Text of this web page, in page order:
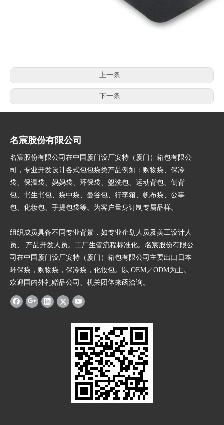
上一条:
下一条:
名宸股份有限公司
名宸股份有限公司在中国厦门设厂安特（厦门）箱包有限公
司，专业开发设计各式包包袋类产品例如：购物袋、保冷
袋、保温袋、妈妈袋、环保袋、盥洗包、运动背包、侧背
包、书生书包、袋中袋、曼谷包、行李箱、帆布袋、公事
包、化妆包、手提包袋等。为客户量身订制专属品样。
组织成员具备不同专业背景，如专业企划人员及美工设计人
员、 产品开发人员。工厂生管流程标准化。名宸股份有限公
司在中国厦门设厂安特（厦门）箱包有限公司主要出口日本
环保袋，购物袋，保冷袋，化妆包。以 OEM／ODM为主。
欢迎国内外礼赠品公司、机关团体来函洽询。